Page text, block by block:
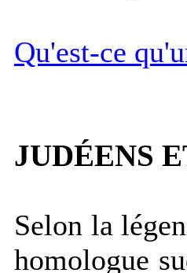
Qu'est-ce
JUDÉENS
Selon la
homologue